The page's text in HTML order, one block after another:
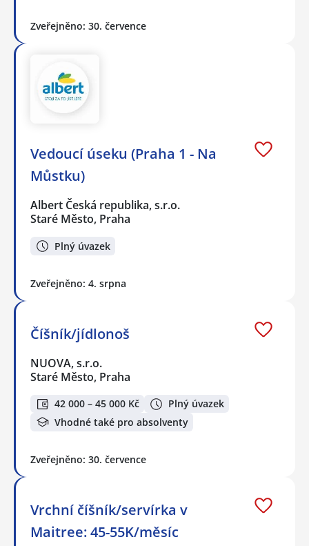
Zveřejněno: 30. července
Vedoucí úseku (Praha 1 - Na
Můstku)
Albert Česká republika, s.r.o.
Staré Město, Praha
Plný úvazek
Zveřejněno: 4. srpna
Číšník/jídlonoš
NUOVA, s.r.o.
Staré Město, Praha
42 000 – 45 000 Kč
Plný úvazek
Vhodné také pro absolventy
Zveřejněno: 30. července
Vrchní číšník/servírka v
Maitree: 45-55K/měsíc